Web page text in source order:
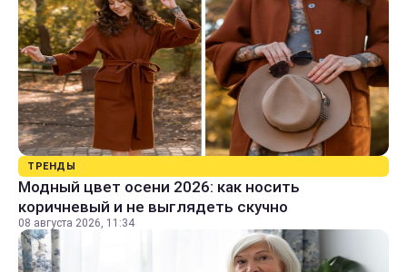
ТРЕНДЫ
Модный цвет осени 2026: как носить
коричневый и не выглядеть скучно
08 августа 2026, 11:34